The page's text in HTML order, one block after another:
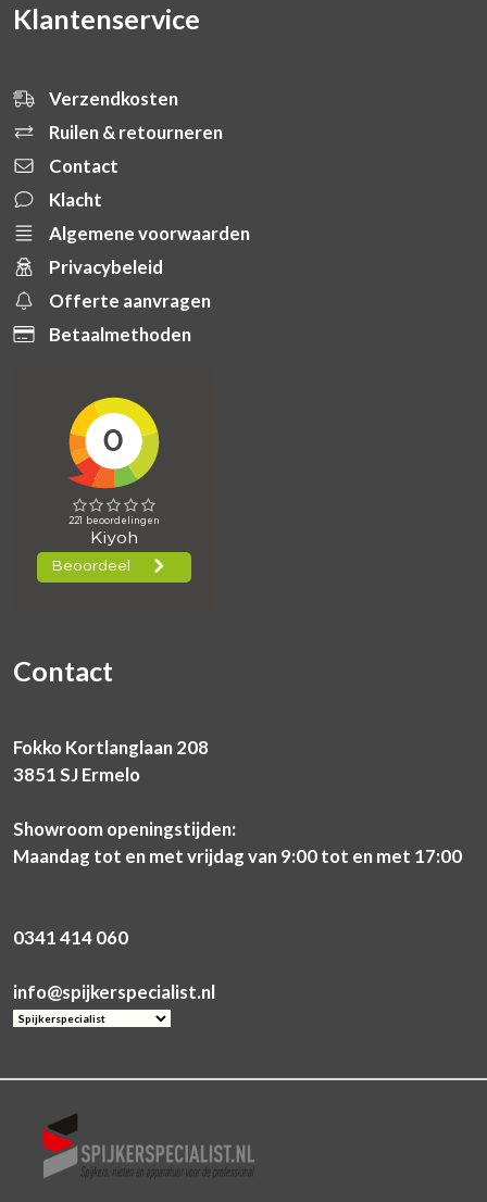
Klantenservice
Verzendkosten
Ruilen & retourneren
Contact
Klacht
Algemene voorwaarden
Privacybeleid
Offerte aanvragen
Betaalmethoden
Contact
Fokko Kortlanglaan 208
3851 SJ Ermelo
Showroom openingstijden:
Maandag tot en met vrijdag van 9:00 tot en met 17:00
0341 414 060
info@spijkerspecialist.nl